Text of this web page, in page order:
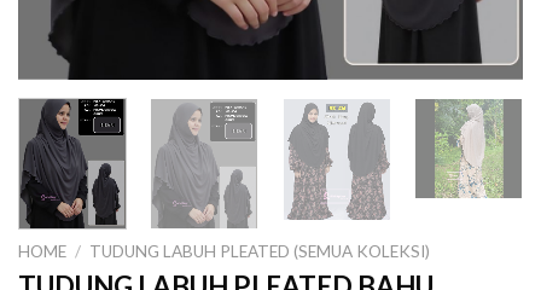
HOME / TUDUNG LABUH PLEATED (SEMUA KOLEKSI)